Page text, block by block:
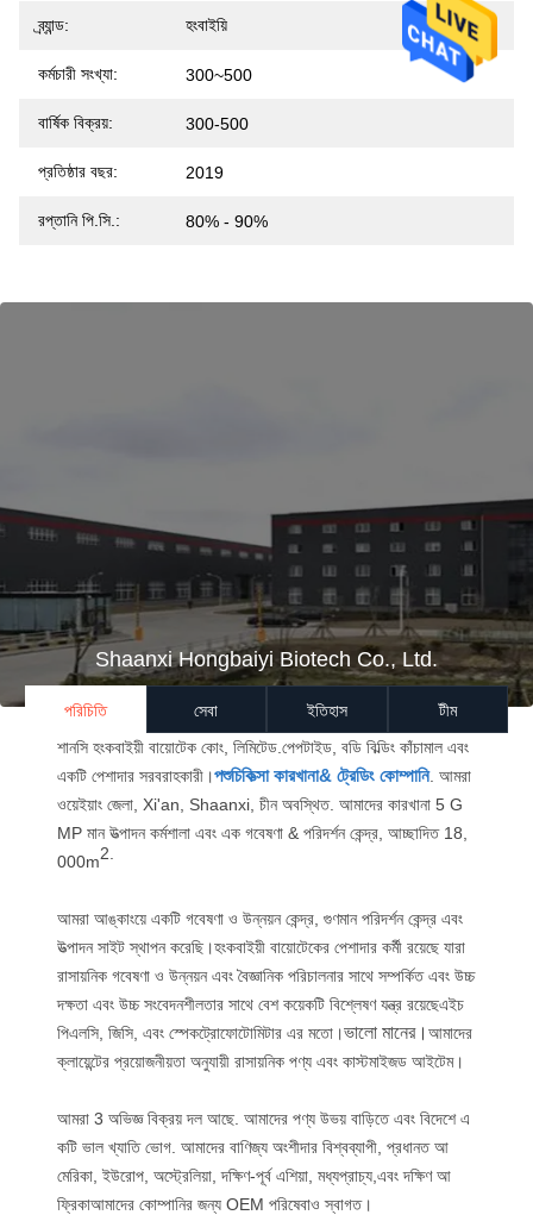
ব্র্যান্ড: হংবাইয়ি
কর্মচারী সংখ্যা: 300~500
বার্ষিক বিক্রয়: 300-500
প্রতিষ্ঠার বছর: 2019
রপ্তানি পি.সি.: 80% - 90%
Shaanxi Hongbaiyi Biotech Co., Ltd.
পরিচিতি সেবা ইতিহাস
টীম
শানসি হংকবাইয়ী বায়োটেক কোং, লিমিটেড পেপটাইড, বডি বিল্ডিং কাঁচামাল এবং
একটি পেশাদার সরবরাহকারী।পশুচিকিত্সা কারখানা& ট্রেডিং কোম্পানি. আমরা
ওয়েইয়াং জেলা, Xi'an, Shaanxi, চীন অবস্থিত. আমাদের কারখানা 5 G
MP মান উত্পাদন কর্মশালা এবং এক গবেষণা & পরিদর্শন কেন্দ্র, আচ্ছাদিত 18,
000m2.
আমরা আঙ্কাংয়ে একটি গবেষণা ও উন্নয়ন কেন্দ্র, গুণমান পরিদর্শন কেন্দ্র এবং
উত্পাদন সাইট স্থাপন করেছি।হংকবাইয়ী বায়োটেকের পেশাদার কর্মী রয়েছে যারা
রাসায়নিক গবেষণা ও উন্নয়ন এবং বৈজ্ঞানিক পরিচালনার সাথে সম্পর্কিত এবং উচ্চ
দক্ষতা এবং উচ্চ সংবেদনশীলতার সাথে বেশ কয়েকটি বিশ্লেষণ যন্ত্র রয়েছেএইচ
পিএলসি, জিসি, এবং স্পেকট্রোফোটোমিটার এর মতো।ভালো মানের। আমাদের
ক্লায়েন্টের প্রয়োজনীয়তা অনুযায়ী রাসায়নিক পণ্য এবং কাস্টমাইজড আইটেম।
আমরা 3 অভিজ্ঞ বিক্রয় দল আছে. আমাদের পণ্য উভয় বাড়িতে এবং বিদেশে এ
কটি ভাল খ্যাতি ভোগ. আমাদের বাণিজ্য অংশীদার বিশ্বব্যাপী, প্রধানত আ
মেরিকা, ইউরোপ, অস্ট্রেলিয়া, দক্ষিণ-পূর্ব এশিয়া, মধ্যপ্রাচ্য,এবং দক্ষিণ আ
ফ্রিকাআমাদের কোম্পানির জন্য OEM পরিষেবাও স্বাগত।